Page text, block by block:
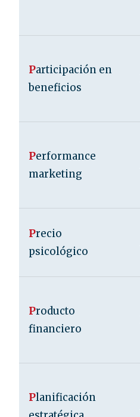
Participación en
beneficios
Performance
marketing
Precio
psicológico
Producto
financiero
Planificación